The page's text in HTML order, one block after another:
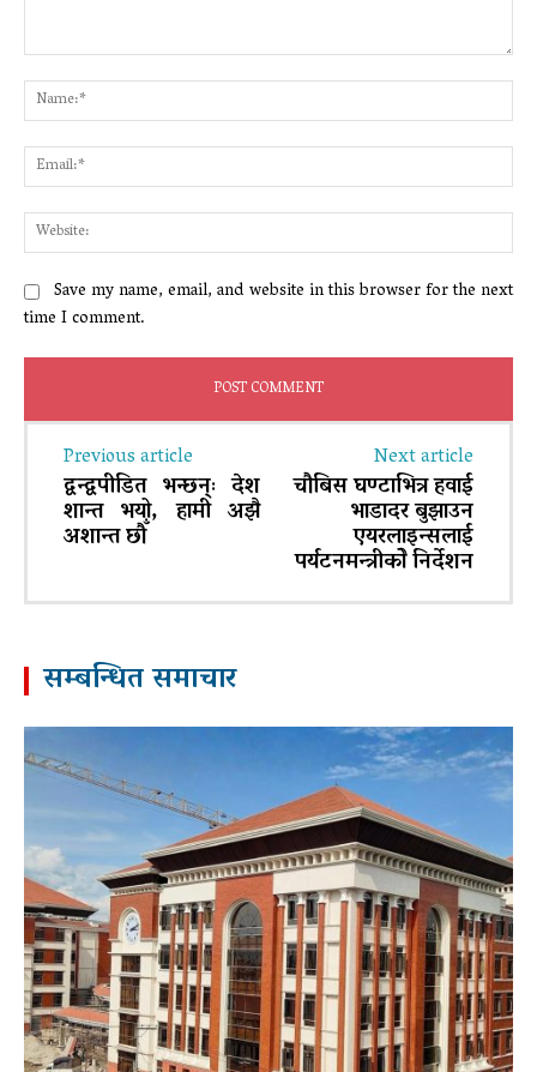
Save my name, email, and website in this browser for the next
time I comment.
Previous article
द्वन्द्वपीडित भन्छन्ः देश
शान्त भयो, हामी अझै
अशान्त छौँ
Next article
चौबिस घण्टाभित्र हवाई
भाडादर बुझाउन
एयरलाइन्सलाई
पर्यटनमन्त्रीकोे निर्देशन
सम्बन्धित समाचार